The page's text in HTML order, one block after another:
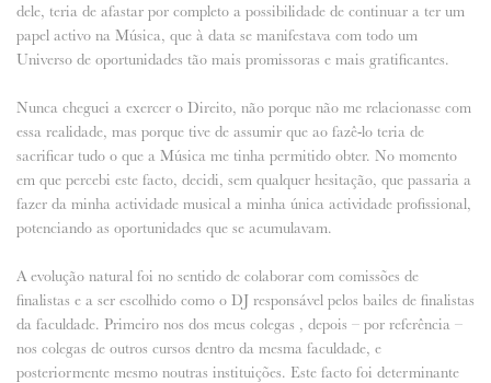
dele, teria de afastar por completo a possibilidade de continuar a ter um
papel activo na Música, que à data se manifestava com todo um
Universo de oportunidades tão mais promissoras e mais gratificantes.
Nunca cheguei a exercer o Direito, não porque não me relacionasse com
essa realidade, mas porque tive de assumir que ao fazê-lo teria de
sacrificar tudo o que a Música me tinha permitido obter. No momento
em que percebi este facto, decidi, sem qualquer hesitação, que passaria a
fazer da minha actividade musical a minha única actividade profissional,
potenciando as oportunidades que se acumulavam.
A evolução natural foi no sentido de colaborar com comissões de
finalistas e a ser escolhido como o DJ responsável pelos bailes de finalistas
da faculdade. Primeiro nos dos meus colegas , depois – por referência –
nos colegas de outros cursos dentro da mesma faculdade, e
posteriormente mesmo noutras instituições. Este facto foi determinante